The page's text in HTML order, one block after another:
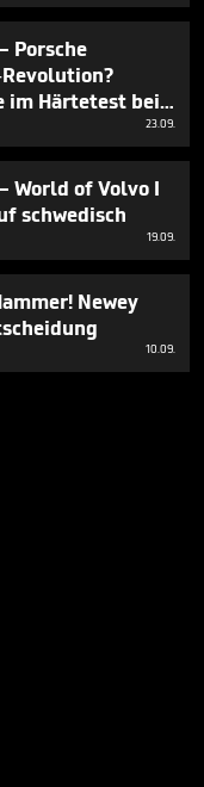
Porsche
im Härtetest bei
& Tim Schrick I
Nordschleife
23.09.
World of Volvo I
schwedisch
19.09.
Newey
10.09.